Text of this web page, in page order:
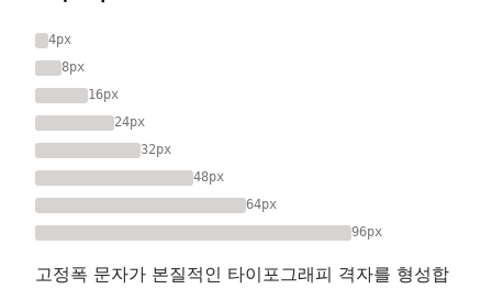
4px
8px
16px
24px
32px
48px
64px
96px
고정폭 문자가 본질적인 타이포그래피 격자를 형성합